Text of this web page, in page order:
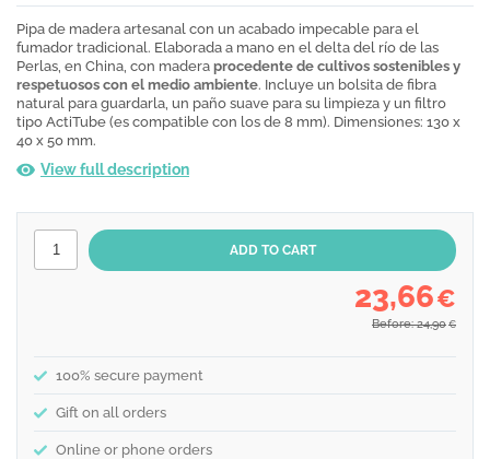
Pipa de madera artesanal con un acabado impecable para el
fumador tradicional. Elaborada a mano en el delta del río de las
Perlas, en China, con madera procedente de cultivos sostenibles y
respetuosos con el medio ambiente. Incluye un bolsita de fibra
natural para guardarla, un paño suave para su limpieza y un filtro
tipo ActiTube (es compatible con los de 8 mm). Dimensiones: 130 x
40 x 50 mm.
View full description
23,66€
Before: 24,90 €
100% secure payment
Gift on all orders
Online or phone orders